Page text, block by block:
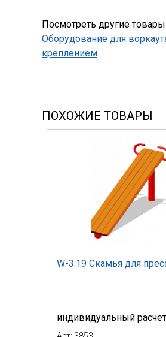
Посмотреть другие
Оборудование для
креплением
ПОХОЖИЕ ТОВАРЫ
W-3.19 Скамья для
индивидуальный расчет